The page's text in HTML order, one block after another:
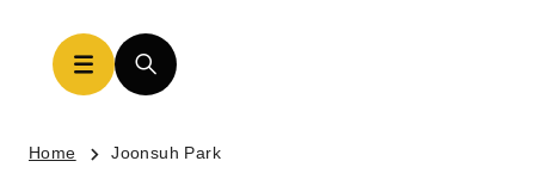
Home Joonsuh Park